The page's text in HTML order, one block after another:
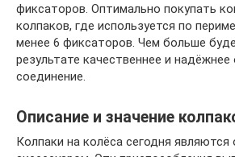
фиксаторов. Оптимально покупать
колпаков, где используется по
менее 6 фиксаторов. Чем больше
результате качественнее и надёжнее
соединение.
Описание и значение
Колпаки на колёса сегодня являются